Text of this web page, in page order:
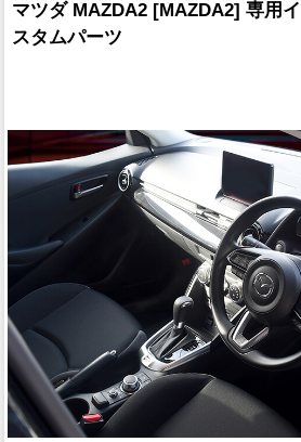
マツダ MAZDA2 [MAZDA2] 専用
スタムパーツ